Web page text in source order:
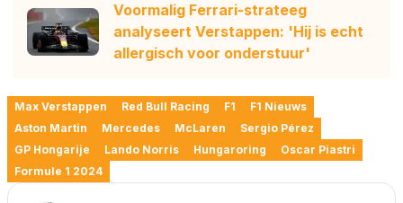
Voormalig Ferrari-strateeg
analyseert Verstappen: 'Hij is echt
allergisch voor onderstuur'
Max Verstappen Red Bull Racing F1
F1 Nieuws
Aston Martin
Mercedes McLaren
Sergio Pérez
GP Hongarije
Lando Norris Hungaroring
Oscar Piastri
Formule 1 2024